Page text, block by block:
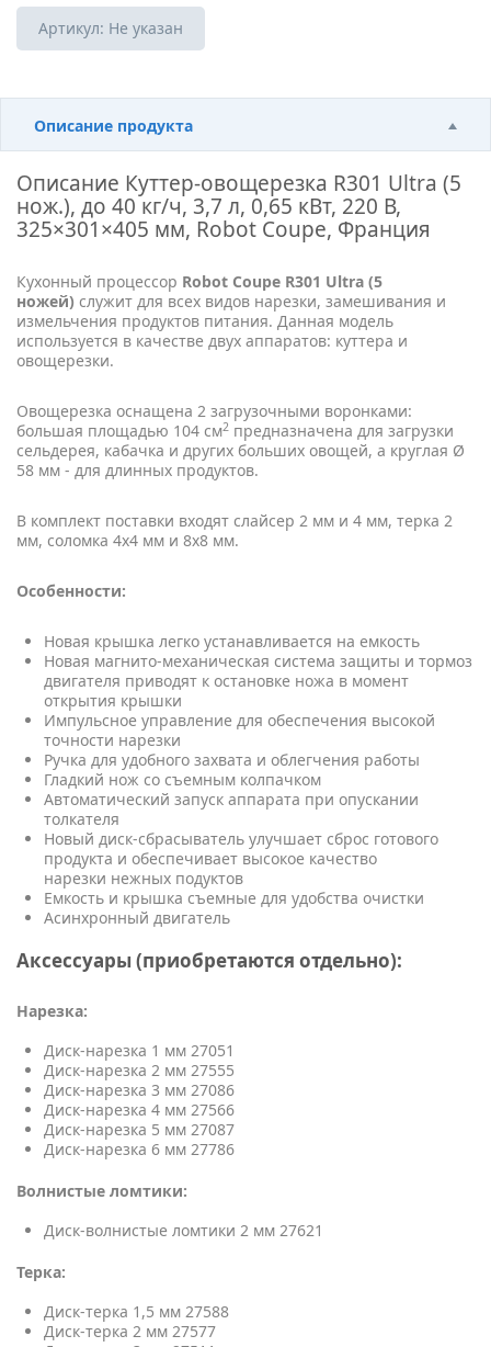
Артикул: Не указан
Описание продукта
Описание Куттер-овощерезка R301 Ultra (5
нож.), до 40 кг/ч, 3,7 л, 0,65 кВт, 220 В,
325×301×405 мм, Robot Coupe, Франция
Кухонный процессор Robot Coupe R301 Ultra (5
ножей) служит для всех видов нарезки, замешивания и
измельчения продуктов питания. Данная модель
используется в качестве двух аппаратов: куттера и
овощерезки.
Овощерезка оснащена 2 загрузочными воронками:
большая площадью 104 см2 предназначена для загрузки
сельдерея, кабачка и других больших овощей, а круглая Ø
58 мм - для длинных продуктов.
В комплект поставки входят слайсер 2 мм и 4 мм, терка 2
мм, соломка 4x4 мм и 8x8 мм.
Особенности:
Новая крышка легко устанавливается на емкость
Новая магнито-механическая система защиты и тормоз
двигателя приводят к остановке ножа в момент
открытия крышки
Импульсное управление для обеспечения высокой
точности нарезки
Ручка для удобного захвата и облегчения работы
Гладкий нож со съемным колпачком
Автоматический запуск аппарата при опускании
толкателя
Новый диск-сбрасыватель улучшает сброс готового
продукта и обеспечивает высокое качество
нарезки нежных подуктов
Емкость и крышка съемные для удобства очистки
Асинхронный двигатель
Аксессуары (приобретаются отдельно):
Нарезка:
Диск-нарезка 1 мм 27051
Диск-нарезка 2 мм 27555
Диск-нарезка 3 мм 27086
Диск-нарезка 4 мм 27566
Диск-нарезка 5 мм 27087
Диск-нарезка 6 мм 27786
Волнистые ломтики:
Диск-волнистые ломтики 2 мм 27621
Терка:
Диск-терка 1,5 мм 27588
Диск-терка 2 мм 27577